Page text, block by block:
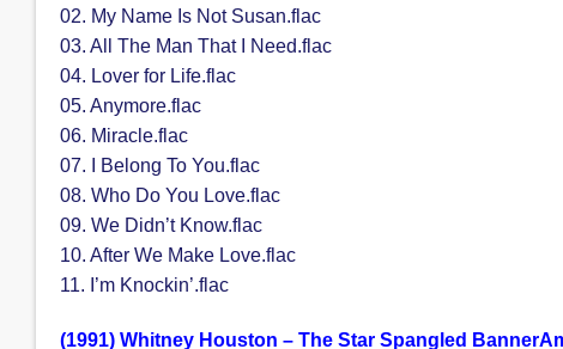
02. My Name Is Not Susan.flac
03. All The Man That I Need.flac
04. Lover for Life.flac
05. Anymore.flac
06. Miracle.flac
07. I Belong To You.flac
08. Who Do You Love.flac
09. We Didn’t Know.flac
10. After We Make Love.flac
11. I’m Knockin’.flac
(1991) Whitney Houston – The Star Spangled